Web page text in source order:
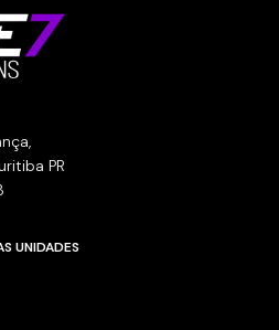
PR
UNIDADES